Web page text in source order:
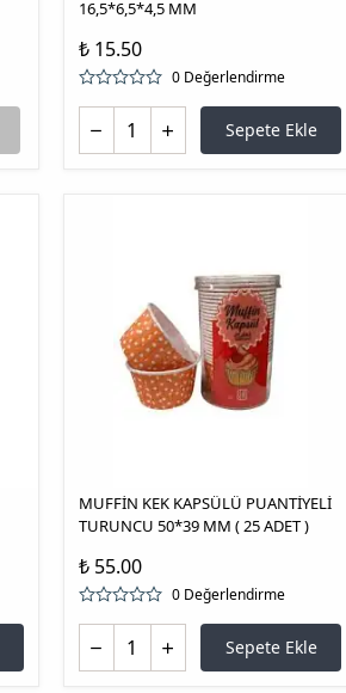
16,5*6,5*4,5 MM
₺ 15.50
0 Değerlendirme
Sepete Ekle
MUFFİN KEK KAPSÜLÜ PUANTİYELİ
TURUNCU 50*39 MM ( 25 ADET )
₺ 55.00
0 Değerlendirme
Sepete Ekle